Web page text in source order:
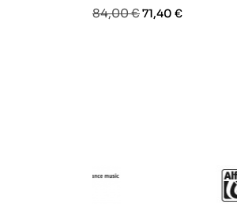
Prezzo
84,00 €Prezzo
71,40 €